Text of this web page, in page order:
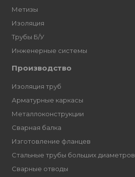
Метизы
Изоляция
Трубы Б/У
Инженерные системы
Производство
Изоляция труб
Арматурные каркасы
Металлоконструкции
Сварная балка
Изготовление фланцев
Стальные трубы больших диаметров
Сварные отводы